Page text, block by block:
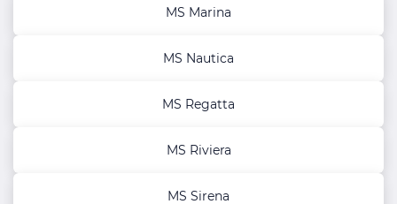
MS Marina
MS Nautica
MS Regatta
MS Riviera
MS Sirena